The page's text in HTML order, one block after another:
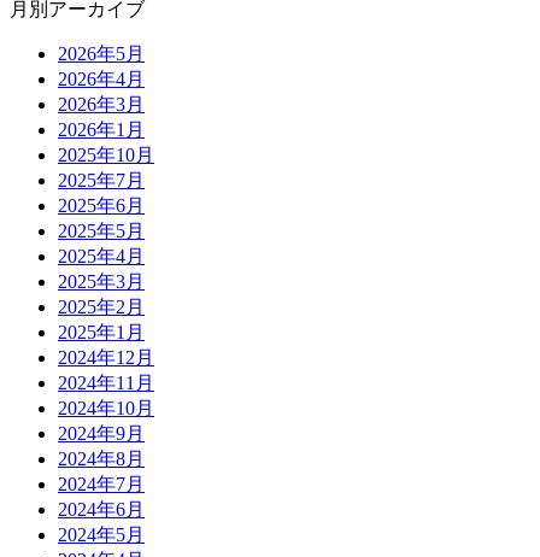
月別アーカイブ
2026年5月
2026年4月
2026年3月
2026年1月
2025年10月
2025年7月
2025年6月
2025年5月
2025年4月
2025年3月
2025年2月
2025年1月
2024年12月
2024年11月
2024年10月
2024年9月
2024年8月
2024年7月
2024年6月
2024年5月